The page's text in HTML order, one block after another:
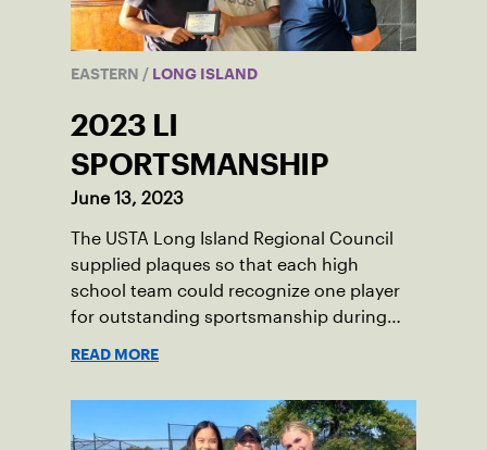
EASTERN / LONG ISLAND
2023 LI
SPORTSMANSHIP
June 13, 2023
The USTA Long Island Regional Council
supplied plaques so that each high
school team could recognize one player
for outstanding sportsmanship during
READ MORE